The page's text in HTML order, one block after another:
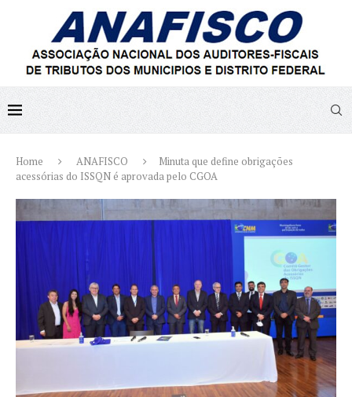
Home ANAFISCO
Minuta que define obrigações
acessórias do ISSQN é aprovada pelo CGOA